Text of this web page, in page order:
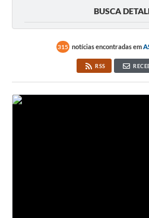
Transparência
Concursos e Processos Seletivos
Tributos Online
BUSCA
315 notícias encontradas em
RSS